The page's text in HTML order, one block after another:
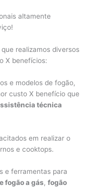
altamente
realizamos diversos
X benefícios:
e modelos de fogão,
custo X benefício que
técnica
em realizar o
e cooktops.
e ferramentas para
fogão a gás,fogão